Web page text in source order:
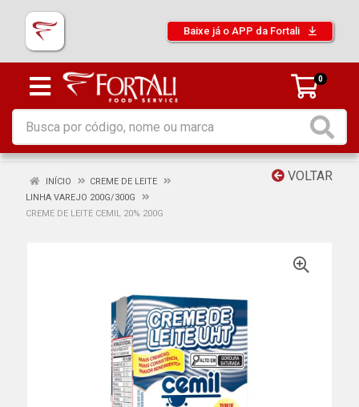
Baixe já o APP da Fortali
0
VOLTAR
INÍCIO
CREME DE LEITE
LINHA VAREJO 200G/300G
CREME DE LEITE CEMIL 20% 200G